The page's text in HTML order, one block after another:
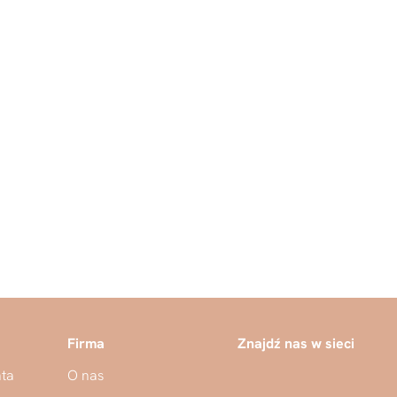
Firma
O nas
Znajdź nas w sieci